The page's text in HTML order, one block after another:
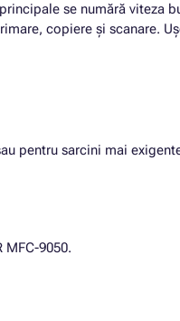
se numără viteza
copiere și scanare.
pentru sarcini mai
9050.